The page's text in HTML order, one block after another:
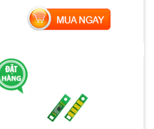
MUA NGAY